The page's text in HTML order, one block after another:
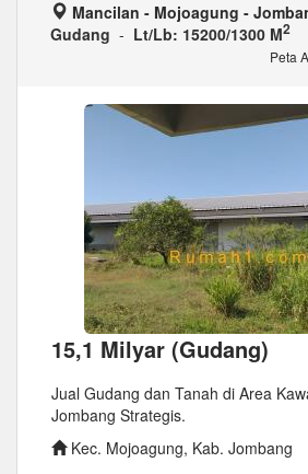
Mancilan - Mojoagung -
Gudang - Lt/Lb: 15200/1300 M2
Peta
15,1 Milyar (Gudang)
Jual Gudang dan Tanah di Area
Jombang Strategis.
Kec. Mojoagung, Kab. Jombang